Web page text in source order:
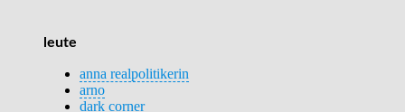
leute
anna realpolitikerin
arno
dark corner